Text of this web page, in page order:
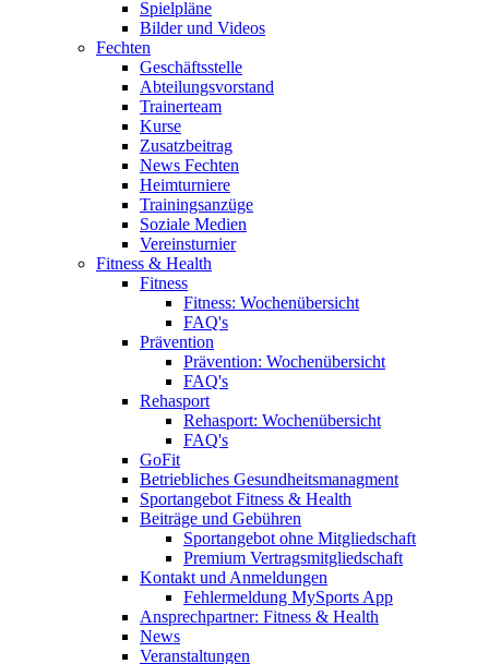
Spielpläne
Bilder und Videos
Fechten
Geschäftsstelle
Abteilungsvorstand
Trainerteam
Kurse
Zusatzbeitrag
News Fechten
Heimturniere
Trainingsanzüge
Soziale Medien
Vereinsturnier
Fitness & Health
Fitness
Fitness: Wochenübersicht
FAQ's
Prävention
Prävention: Wochenübersicht
FAQ's
Rehasport
Rehasport: Wochenübersicht
FAQ's
GoFit
Betriebliches Gesundheitsmanagment
Sportangebot Fitness & Health
Beiträge und Gebühren
Sportangebot ohne Mitgliedschaft
Premium Vertragsmitgliedschaft
Kontakt und Anmeldungen
Fehlermeldung MySports App
Ansprechpartner: Fitness & Health
News
Veranstaltungen